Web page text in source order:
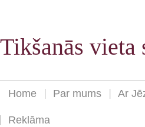
Tikšanās
Home Par mums Ar
Reklāma